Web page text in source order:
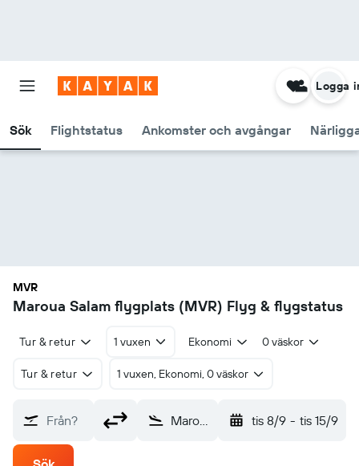
Sök Flightstatus Ankomster och avgångar
Logga
MVR
Maroua Salam flygplats (MVR) Flyg & flygstatus
Tur & retur 1 vuxen Ekonomi 0 väskor
Tur & retur 1 vuxen, Ekonomi, 0 väskor
Från? Maroua Salam (MVR) tis 8/9 - tis 15/9